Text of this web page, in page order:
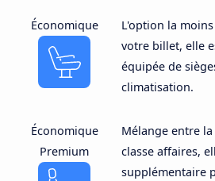
Économique
L'option la
votre billet, elle
équipée de
climatisation.
Économique
Premium
Mélange entre
classe affaires,
supplémentaire